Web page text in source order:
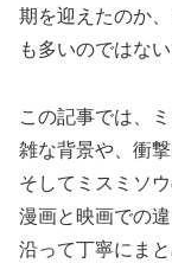
期を迎えたのか
も多いのではな
この記事では、
雑な背景や、衝
そしてミスミソ
漫画と映画での
沿って丁寧にま